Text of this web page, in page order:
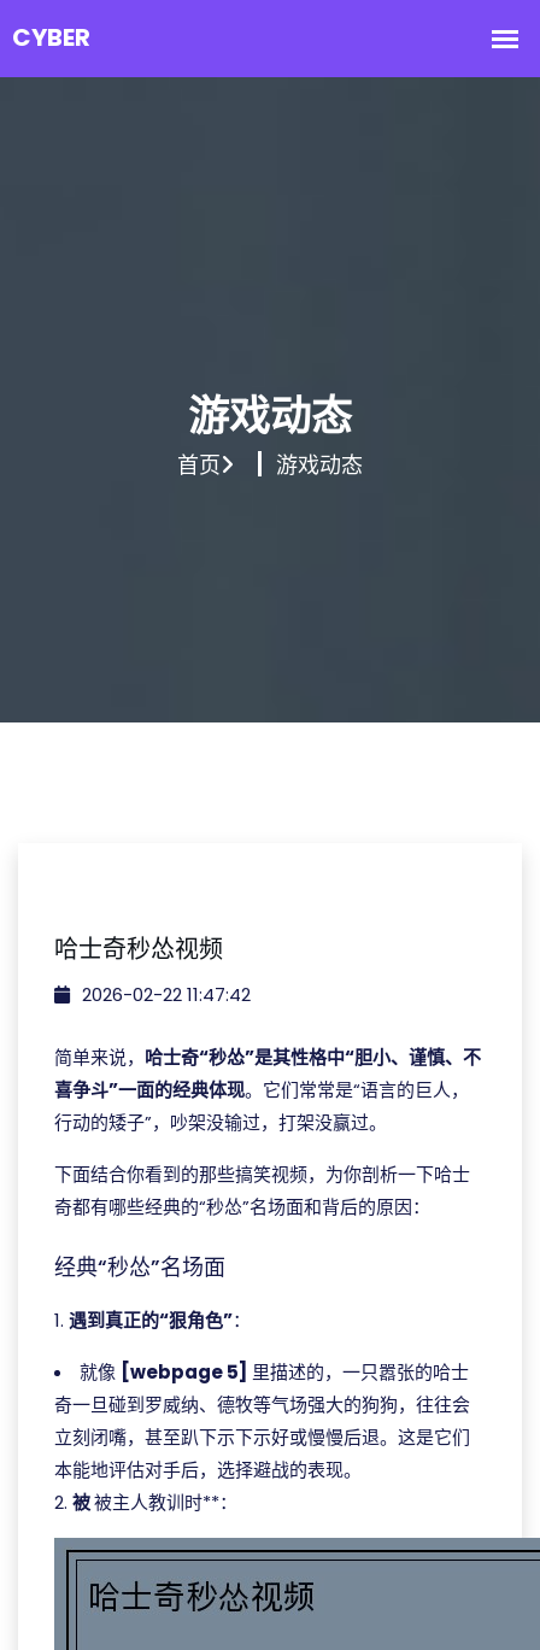
游戏动态
首页 游戏动态
哈士奇秒怂视频
2026-02-22 11:47:42
简单来说， 哈士奇“秒怂”是其性格中“胆小、谨慎、不
喜争斗”一面的经典体现。它们常常是“语言的巨人，
行动的矮子”，吵架没输过，打架没赢过。
下面结合你看到的那些搞笑视频，为你剖析一下哈士
奇都有哪些经典的“秒怂”名场面和背后的原因：
经典“秒怂”名场面
1. 遇到真正的“狠角色”：
就像 [webpage 5] 里描述的，一只嚣张的哈士
奇一旦碰到罗威纳、德牧等气场强大的狗狗，往往会
立刻闭嘴，甚至趴下示下示好或慢慢后退。这是它们
本能地评估对手后，选择避战的表现。
2. 被被主人教训时**：